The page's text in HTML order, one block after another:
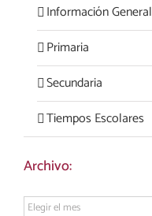
Información General
Primaria
Secundaria
Tiempos Escolares
Archivo:
Archivo: